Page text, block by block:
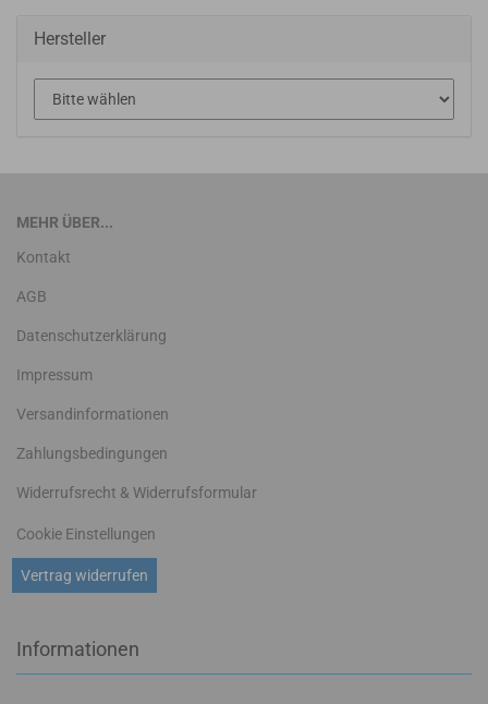
Hersteller
MEHR ÜBER...
Kontakt
AGB
Datenschutzerklärung
Impressum
Versandinformationen
Zahlungsbedingungen
Widerrufsrecht & Widerrufsformular
Vertrag widerrufen
Cookie Einstellungen
Informationen